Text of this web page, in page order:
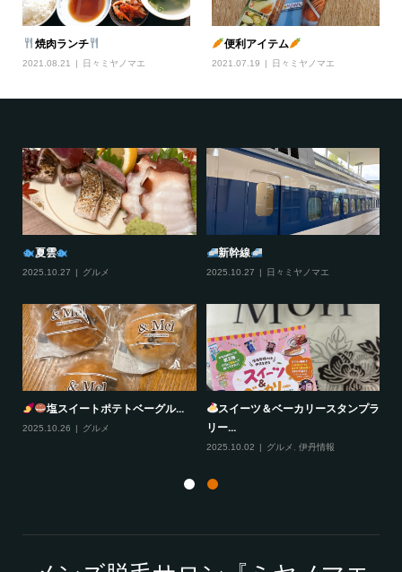
焼肉ランチ
2021.08.21 日々ミヤノマエ
便利アイテム
2021.07.19 日々ミヤノマエ
夏雲
2025.10.27 グルメ
新幹線
2025.10.27 日々ミヤノマエ
塩スイートポテトベーグル...
2025.10.26 グルメ
スイーツ＆ベーカリースタンプラ
リー...
2025.10.02 グルメ 伊丹情報